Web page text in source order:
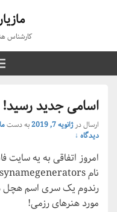
کارشناس
اسامی جدید رسید!
ارسال درژانویه 7, 2019 به دست
دیدگاه ↓
امروز اتفاقی به یه سایت
رندوم یک سری اسم هچل
مورد هنرهای رزمی!